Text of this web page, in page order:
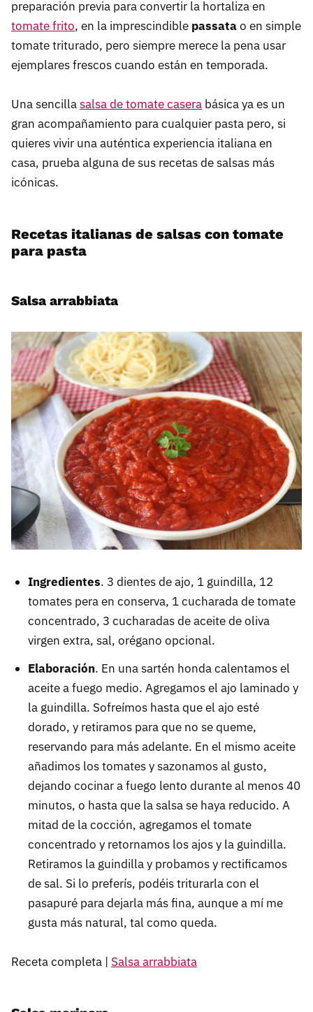
preparación previa para convertir la hortaliza en
tomate frito, en la imprescindible passatao en simple
tomate triturado, pero siempre merece la pena usar
ejemplares frescos cuando están en temporada.
Una sencillasalsa de tomate casera básica ya es un
gran acompañamiento para cualquier pasta pero, si
quieres vivir una auténtica experiencia italiana en
casa, prueba alguna de sus recetas de salsas más
icónicas.
Recetas italianas de salsas con tomate
para pasta
Salsa arrabbiata
Ingredientes. 3 dientes de ajo, 1 guindilla, 12
tomates pera en conserva, 1 cucharada de tomate
concentrado, 3 cucharadas de aceite de oliva
virgen extra, sal, orégano opcional.
Elaboración. En una sartén honda calentamos el
aceite a fuego medio. Agregamos el ajo laminado y
la guindilla. Sofreímos hasta que el ajo esté
dorado, y retiramos para que no se queme,
reservando para más adelante. En el mismo aceite
añadimos los tomates y sazonamos al gusto,
dejando cocinar a fuego lento durante al menos 40
minutos, o hasta que la salsa se haya reducido. A
mitad de la cocción, agregamos el tomate
concentrado y retornamos los ajos y la guindilla.
Retiramos la guindilla y probamos y rectificamos
de sal. Si lo preferís, podéis triturarla con el
pasapuré para dejarla más fina, aunque a mí me
gusta más natural, tal como queda.
Receta completa | Salsa arrabbiata